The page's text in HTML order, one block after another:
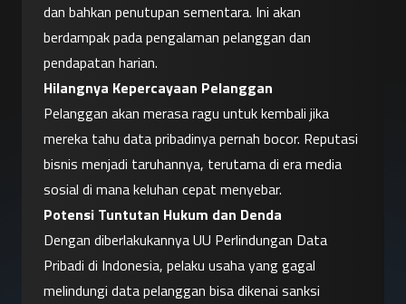
dan bahkan penutupan sementara. Ini akan
berdampak pada pengalaman pelanggan dan
pendapatan harian.
Hilangnya Kepercayaan Pelanggan
Pelanggan akan merasa ragu untuk kembali jika
mereka tahu data pribadinya pernah bocor. Reputasi
bisnis menjadi taruhannya, terutama di era media
sosial di mana keluhan cepat menyebar.
Potensi Tuntutan Hukum dan Denda
Dengan diberlakukannya UU Perlindungan Data
Pribadi di Indonesia, pelaku usaha yang gagal
melindungi data pelanggan bisa dikenai sanksi